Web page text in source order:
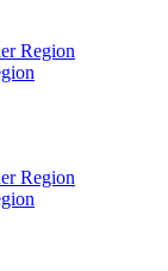
Region
Region